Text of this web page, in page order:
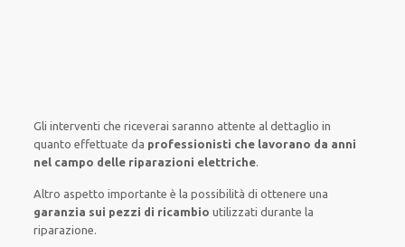
Gli interventi che riceverai saranno attente al dettaglio in
quanto effettuate da professionisti che lavorano da anni
nel campo delle riparazioni elettriche.
Altro aspetto importante è la possibilità diottenere una
garanzia sui pezzi di ricambioutilizzati durante la
riparazione.